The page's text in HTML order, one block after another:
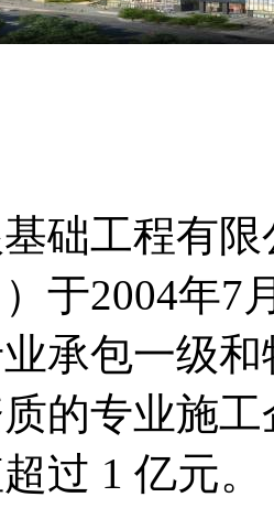
础工程有
于2004年7
承包一级
的专业施
过 1 亿元。